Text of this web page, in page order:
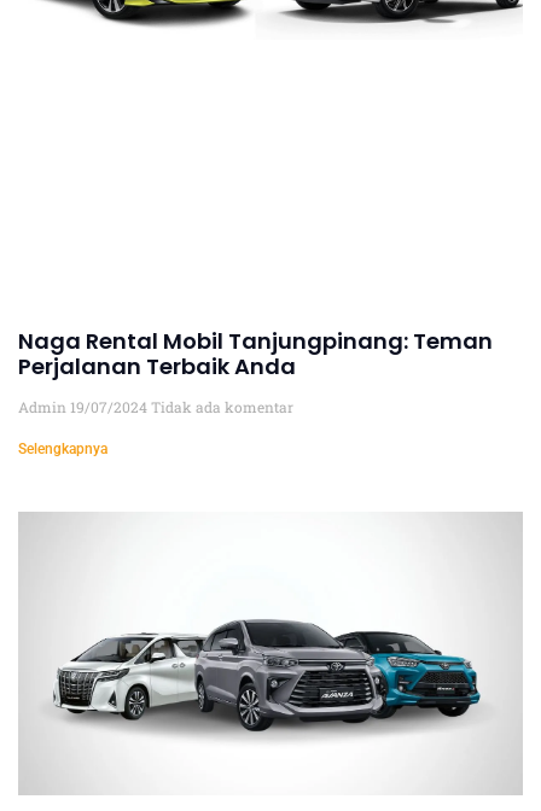
Naga Rental Mobil Tanjungpinang: Teman
Perjalanan Terbaik Anda
Admin 19/07/2024Tidak ada komentar
Selengkapnya